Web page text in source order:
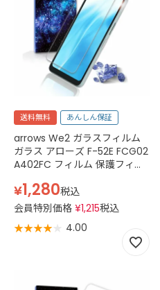
送料無料 あんしん保証
arrows We2 ガラスフィルム
ガラス アローズ F-52E FCG02
A402FC フィルム 保護フィル
ィルム 2.5D フィルム 透明 ク
リア
¥1,280税込
会員特別価格 ¥1,215税込
4.00